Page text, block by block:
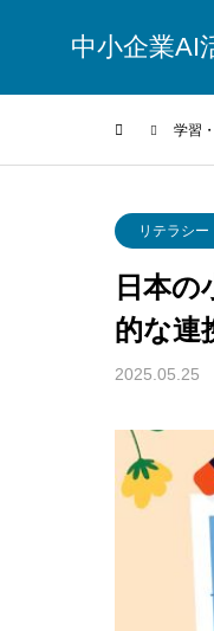
中小企業AI
学習
リテラシー
日本
的な連
2025.05.25